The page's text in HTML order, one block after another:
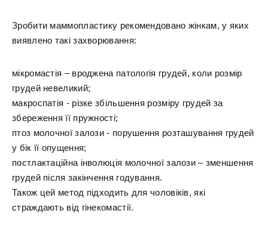
Зробити маммопластику рекомендовано жінкам, у яких
виявлено такі захворювання:
мікромастія – вроджена патологія грудей, коли розмір
грудей невеликий;
макроспатія - різке збільшення розміру грудей за
збереження її пружності;
птоз молочної залози - порушення розташування грудей
у бік її опущення;
постлактаційна інволюція молочної залози – зменшення
грудей після закінчення годування.
Також цей метод підходить для чоловіків, які
страждають від гінекомастії.